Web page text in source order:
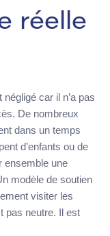
réelle
car il n’a pas
De nombreux
dans un temps
d’enfants ou de
ensemble une
modèle de soutien
visiter les
pas neutre. Il est